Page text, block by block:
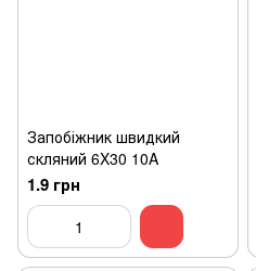
Запобіжник швидкий
скляний 6X30 10A
1.9 грн